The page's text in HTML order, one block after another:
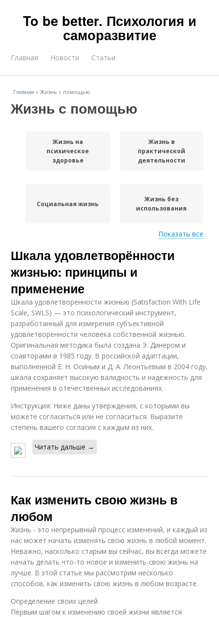
To be better. Психология и
саморазвитие
Главная Новости Статьи
Главная »Жизнь с помощью
Жизнь с помощью
Жизнь на
психическое
здоровье
Жизнь в
практической
деятельности
Социальная жизнь
Жизнь без
использования
Жизни с чистого
листа
Жизнь с чистого
листа
Карьер с помощью Развод с помощью
Показать все
Шкала удовлетворённости
жизнью: принципы и
применение
Шкала удовлетворенности жизнью (Satisfaction With Life
Scale, SWLS) — это психологический инструмент,
разработанный для измерения субъективной
удовлетворенности человека собственной жизнью.
Оригинальная методика была создана Э. Динером и
соавторами в 1985 году. В российской адаптации,
выполненной Е. Н. Осиным и Д. А. Леонтьевым в 2004 году,
шкала сохраняет высокую валидность и надежность для
применения в отечественных исследованиях.
Инструкция: Ниже даны утверждения, с которыми вы
можете согласиться или не согласиться. Выразите
степень вашего согласия с каждым из них.
Читать дальше →
Как изменить свою жизнь в
любом
Жизнь - это непрерывный процесс изменений, и каждый из
нас может начать изменять свою жизнь в любой момент.
Неважно, насколько старым вы сейчас, вы всегда можете
начать делать что-то новое и изменить свою жизнь на
лучше. В этой статье мы рассмотрим несколько
способов, как изменить свою жизнь в любом возрасте.
Определение своих целей
Первым шагом к изменению своей жизни является